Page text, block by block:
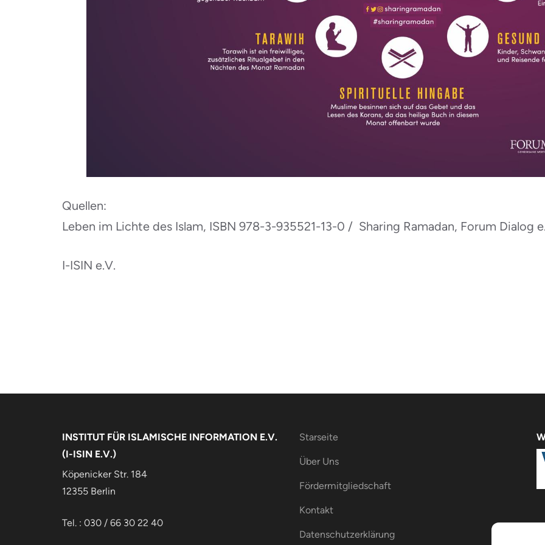
Quellen:
Leben im Lichte des Islam, ISBN 978-3-935521-13-0 / Sharing Ramadan, Forum Dialog
I-ISIN e.V.
INSTITUT FÜR ISLAMISCHE INFORMATION E.V.
(I-ISIN E.V.)
Köpenicker Str. 184
12355 Berlin
Tel. : 030 / 66 30 22 40
Starseite
Über Uns
Fördermitgliedschaft
Kontakt
Datenschutzerklärung